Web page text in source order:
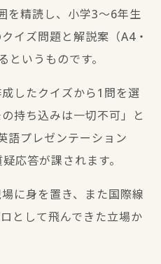
を精読し、小学3〜6年生
イズ問題と解説案（A4・
いうものです。
したクイズから1問を選
の持ち込みは一切不可」と
語プレゼンテーション
疑応答が課されます。
に身を置き、また国際線
として飛んできた立場か